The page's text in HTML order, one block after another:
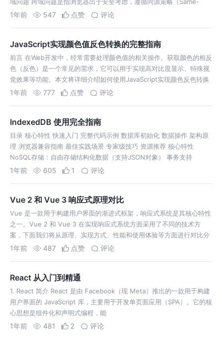
域问题 跨域问题是指浏览器出于安全考虑，遵循同源策略（Same-
Origi
1年前 547 点赞 评论
JavaScript实现颜色值反色转换的完整指南
前言 在Web开发中，经常需要处理颜色值的相关操作。获取颜色的相反
色（反色）是一个常见的需求，它可以用于实现高对比度显示、特殊视
觉效果等功能。本文将详细介绍如何使用JavaScript实现颜色反色转换
1年前 777 点赞 评论
IndexedDB 使用完全指南
目录 核心特性 快速入门 完整代码示例 数据库初始化 数据操作 架构原
理 浏览器兼容指南 最佳实践场景 专家级技巧 资源推荐 核心特性
NoSQL存储：自由存储结构化数据（支持JSON对象） 事务支持
1年前 605 1 评论
Vue 2 和 Vue 3 响应式原理对比
Vue 是一款用于构建用户界面的渐进式框架，响应式系统是其核心特性
之一。Vue 2 和 Vue 3 在实现响应式系统方面采用了不同的技术方
案，下面我们将从原理、实现方式、性能和使用体验等方面进行对比分
1年前 487 点赞 评论
React 从入门到精通
1. React 简介 React 是由 Facebook（现 Meta）推出的一款用于构建
用户界面的 JavaScript 库，主要用于开发单页面应用（SPA）。它的核
心思想是组件化和声明式编程，能
1年前 481 2 评论